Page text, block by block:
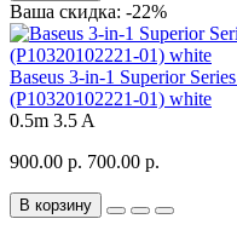
Ваша скидка: -22%
Baseus 3-in-1 Superior
(P10320102221-01) white
0.5m 3.5 A
900.00 р. 700.00 р.
В корзину